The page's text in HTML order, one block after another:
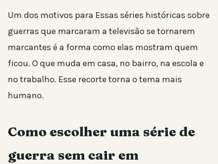
Um dos motivos para Essas séries históricas sobre
guerras que marcaram a televisão se tornarem
marcantes é a forma como elas mostram quem
ficou. O que muda em casa, no bairro, na escola e
no trabalho. Esse recorte torna o tema mais
humano.
Como escolher uma série de
guerra sem cair em